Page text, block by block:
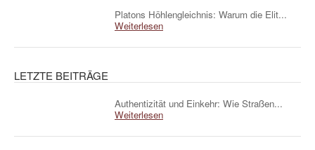
Platons Höhlengleichnis: Warum die Elit...
Weiterlesen
LETZTE BEITRÄGE
Authentizität und Einkehr: Wie Straßen...
Weiterlesen